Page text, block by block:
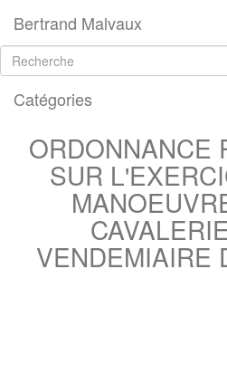
Bertrand Malvaux
Catégories
ORDONNANCE
SUR
VENDEMIAIRE